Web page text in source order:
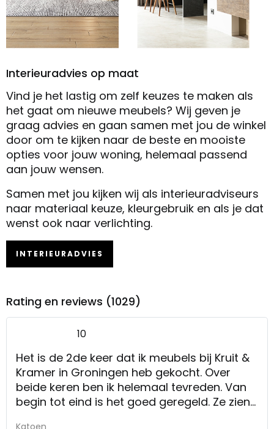
Interieuradvies op maat
Vind je het lastig om zelf keuzes te maken als
het gaat om nieuwe meubels? Wij geven je
graag advies en gaan samen met jou de winkel
door om te kijken naar de beste en mooiste
opties voor jouw woning, helemaal passend
aan jouw wensen.
Samen met jou kijken wij als interieuradviseurs
naar materiaal keuze, kleurgebruik en als je dat
wenst ook naar verlichting.
INTERIEURADVIES
Rating en reviews (1029)
10
Het is de 2de keer dat ik meubels bij Kruit &
Kramer in Groningen heb gekocht. Over
beide keren ben ik helemaal tevreden. Van
begin tot eind is het goed geregeld. Ze zien
Katoen